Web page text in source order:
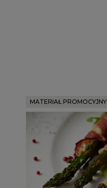
MATERIAŁ PROMOCYJNY